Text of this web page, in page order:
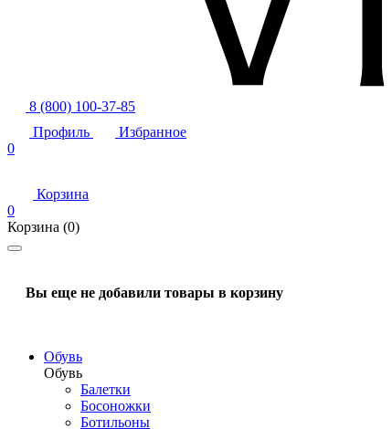
8 (800) 100-37-85
Профиль
Избранное
0
Корзина
0
Корзина (0)
Вы еще не добавили товары в корзину
Обувь
Обувь
Балетки
Босоножки
Ботильоны